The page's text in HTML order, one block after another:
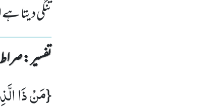
تنگی دیتا
تفسیر : ‎صراط الجنان
{مَنْ ذَا